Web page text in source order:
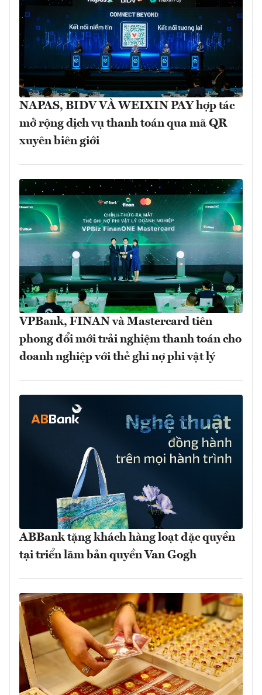
NAPAS, BIDV VÀ WEIXIN PAY hợp tác
mở rộng dịch vụ thanh toán qua mã QR
xuyên biên giới
VPBank, FINAN và Mastercard tiên
phong đổi mới trải nghiệm thanh toán cho
doanh nghiệp với thẻ ghi nợ phi vật lý
ABBank tặng khách hàng loạt đặc quyền
tại triển lãm bản quyền Van Gogh